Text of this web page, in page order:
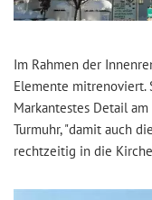
Im Rahmen der
Elemente mitrenoviert.
Markantestes Detail
Turmuhr, "damit auch
rechtzeitig in die